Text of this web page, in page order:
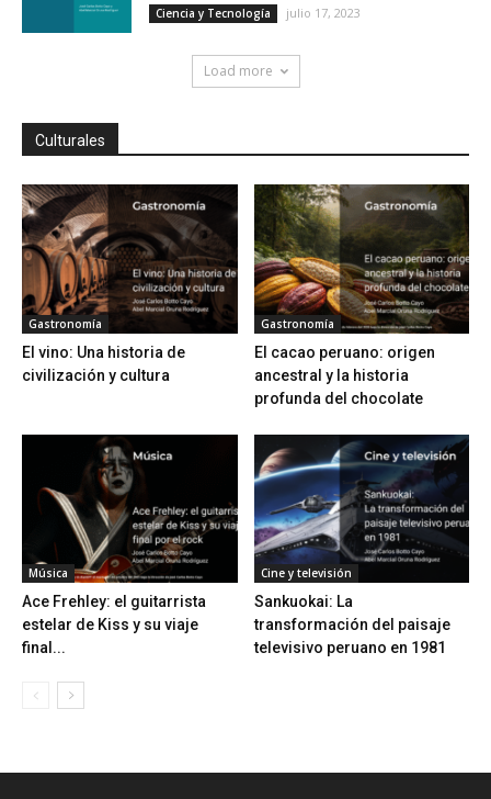
Ciencia y Tecnología julio 17, 2023
Load more
Culturales
Gastronomía
El vino: Una historia de
civilización y cultura
Gastronomía
El cacao peruano: origen
ancestral y la historia
profunda del chocolate
Música
Ace Frehley: el guitarrista
estelar de Kiss y su viaje
final...
Cine y televisión
Sankuokai: La
transformación del paisaje
televisivo peruano en 1981